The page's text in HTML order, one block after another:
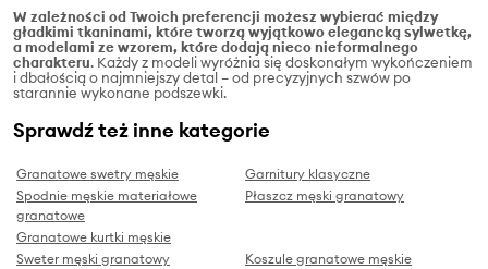
W zależności od Twoich preferencji możesz wybierać między
gładkimi tkaninami, które tworzą wyjątkowo elegancką sylwetkę,
a modelami ze wzorem, które dodają nieco nieformalnego
charakteru. Każdy z modeli wyróżnia się doskonałym wykończeniem
i dbałością o najmniejszy detal – od precyzyjnych szwów po
starannie wykonane podszewki.
Sprawdź też inne kategorie
Granatowe swetry męskie
Garnitury klasyczne
Spodnie męskie materiałowe
granatowe
Płaszcz męski granatowy
Granatowe kurtki męskie
Sweter męski granatowy
Koszule granatowe męskie